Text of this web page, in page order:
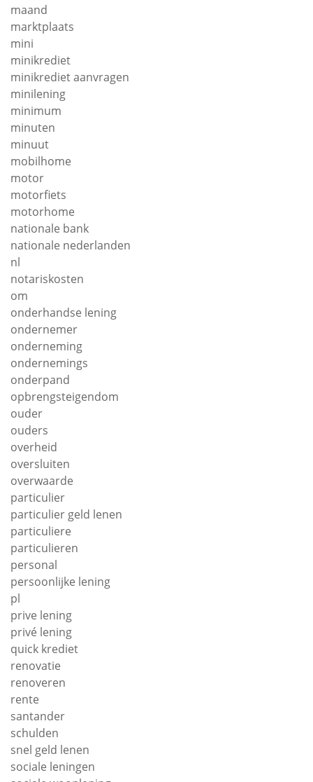
maand
marktplaats
mini
minikrediet
minikrediet aanvragen
minilening
minimum
minuten
minuut
mobilhome
motor
motorfiets
motorhome
nationale bank
nationale nederlanden
nl
notariskosten
om
onderhandse lening
ondernemer
onderneming
ondernemings
onderpand
opbrengsteigendom
ouder
ouders
overheid
oversluiten
overwaarde
particulier
particulier geld lenen
particuliere
particulieren
personal
persoonlijke lening
pl
prive lening
privé lening
quick krediet
renovatie
renoveren
rente
santander
schulden
snel geld lenen
sociale leningen